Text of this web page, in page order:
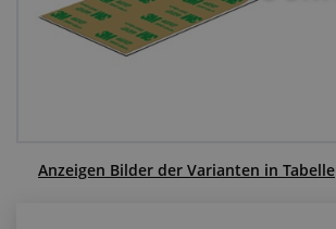
Anfragezentrum
Anzeigen Bilder der Varianten in Tabelle